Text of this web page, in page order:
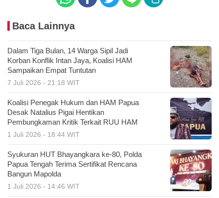
Baca Lainnya
Dalam Tiga Bulan, 14 Warga Sipil Jadi
Korban Konflik Intan Jaya, Koalisi HAM
Sampaikan Empat Tuntutan
7 Juli 2026 - 21:18 WIT
Koalisi Penegak Hukum dan HAM Papua
Desak Natalius Pigai Hentikan
Pembungkaman Kritik Terkait RUU HAM
1 Juli 2026 - 18:44 WIT
Syukuran HUT Bhayangkara ke-80, Polda
Papua Tengah Terima Sertifikat Rencana
Bangun Mapolda
1 Juli 2026 - 14:46 WIT